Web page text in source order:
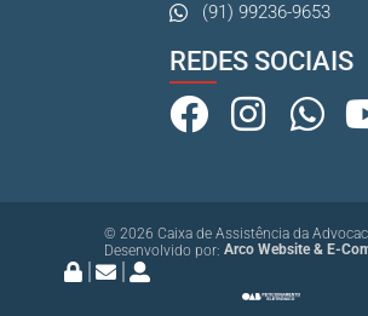
(91) 99236-9653
REDES SOCIAIS
© 2026 Caixa de Assistência da
Desenvolvido por: Arco Website & E-